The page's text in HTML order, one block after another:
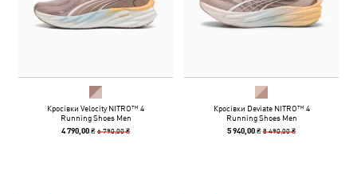
Кросівки Velocity NITRO™ 4
Running Shoes Men
4 790,00 ₴6 790,00 ₴
Кросівки Deviate NITRO™ 4
Running Shoes Men
5 940,00 ₴8 490,00 ₴